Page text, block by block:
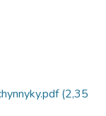
(2,35